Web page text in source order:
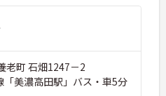
老町 石畑1247－2
「美濃高田駅」バス・車5分